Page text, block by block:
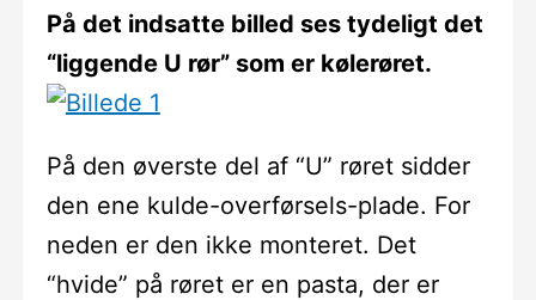
På det indsatte billed ses tydeligt det
“liggende U rør” som er kølerøret.
På den øverste del af “U” røret sidder
den ene kulde-overførsels-plade. For
neden er den ikke monteret. Det
“hvide” på røret er en pasta, der er